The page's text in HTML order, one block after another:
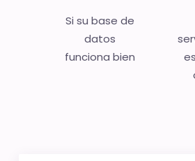
Si su base de
datos
funciona bien